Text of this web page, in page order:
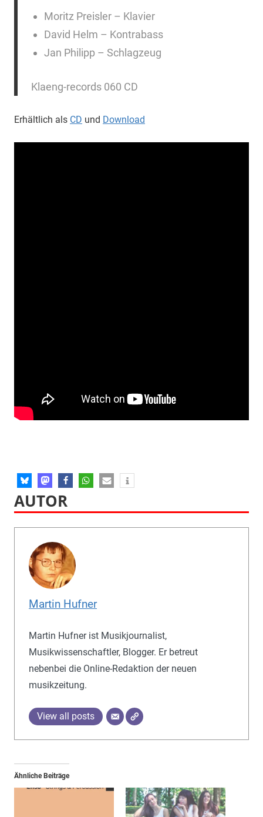
Moritz Preisler – Klavier
David Helm – Kontrabass
Jan Philipp – Schlagzeug
Klaeng-records 060 CD
Erhältlich als CD und Download
AUTOR
Martin Hufner
Martin Hufner ist Musikjournalist,
Musikwissenschaftler, Blogger. Er betreut
nebenbei die Online-Redaktion der neuen
musikzeitung.
View all posts
Ähnliche Beiträge